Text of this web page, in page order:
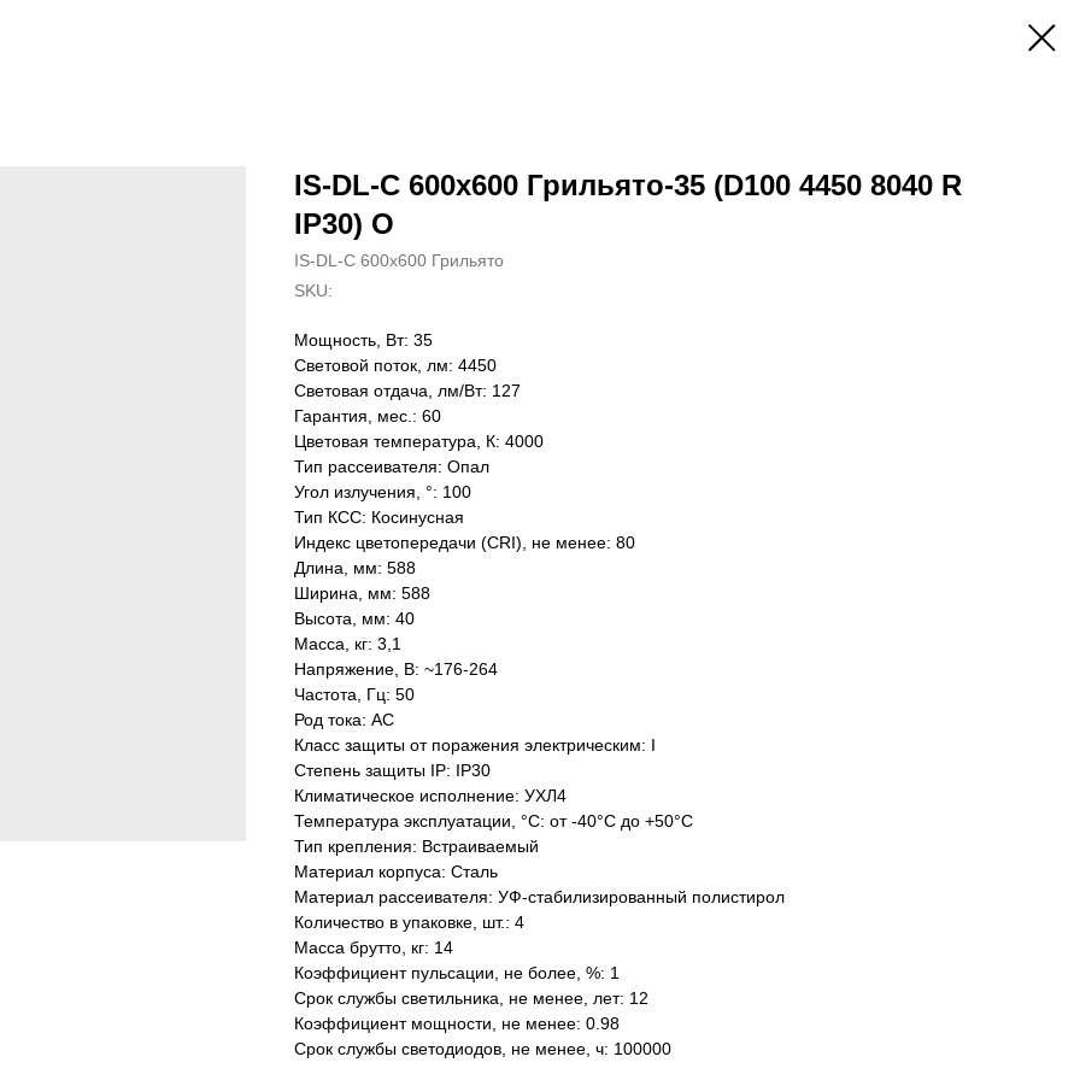
IS-DL-C 600х600 Грильято-35 (D100 4450 8040 R
IP30) O
IS-DL-C 600х600 Грильято
SKU:
Мощность, Вт: 35
Световой поток, лм: 4450
Световая отдача, лм/Вт: 127
Гарантия, мес.: 60
Цветовая температура, К: 4000
Тип рассеивателя: Опал
Угол излучения, °: 100
Тип КСС: Косинусная
Индекс цветопередачи (CRI), не менее: 80
Длина, мм: 588
Ширина, мм: 588
Высота, мм: 40
Масса, кг: 3,1
Напряжение, В: ~176-264
Частота, Гц: 50
Род тока: AC
Класс защиты от поражения электрическим: I
Степень защиты IP: IP30
Климатическое исполнение: УХЛ4
Температура эксплуатации, °С: от -40°C до +50°C
Тип крепления: Встраиваемый
Материал корпуса: Сталь
Материал рассеивателя: УФ-стабилизированный полистирол
Количество в упаковке, шт.: 4
Масса брутто, кг: 14
Коэффициент пульсации, не более, %: 1
Срок службы светильника, не менее, лет: 12
Коэффициент мощности, не менее: 0.98
Срок службы светодиодов, не менее, ч: 100000